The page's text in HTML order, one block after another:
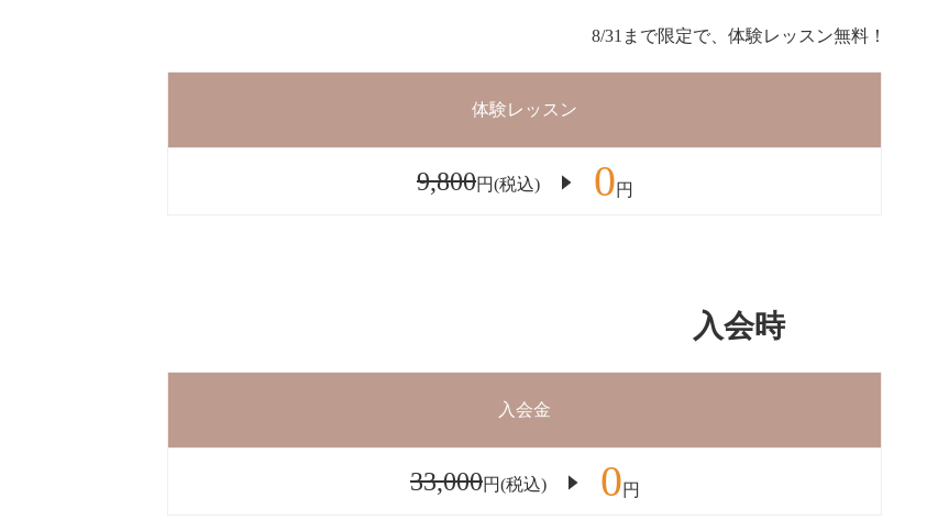
8/31まで限定で、体験レッスン無料！
体験レッスン
9,800円(税込) 0円
入会時
入会金
33,000円(税込) 0円